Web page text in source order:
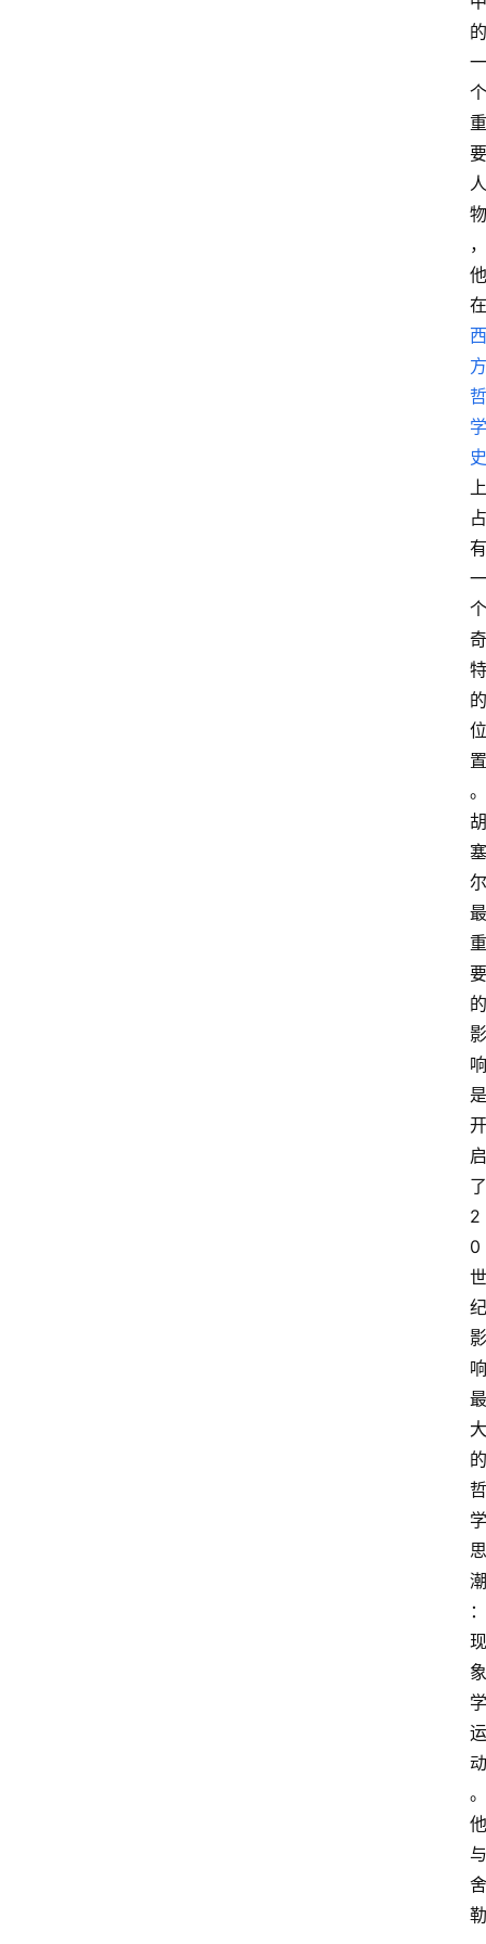
的
一
个
重
要
人
物
，
他
西
方
哲
学
史
上
占
有
一
个
奇
特
的
位
置
。
胡
塞
尔
最
重
要
的
影
响
是
开
启
了
2
0
世
纪
影
响
最
大
的
哲
学
思
潮
：
现
象
学
运
动
。
他
与
舍
勒